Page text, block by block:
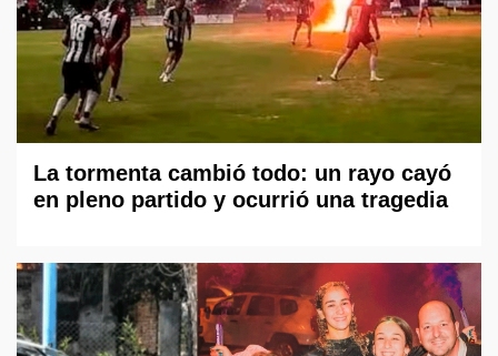
La tormenta cambió todo: un rayo cayó
en pleno partido y ocurrió una tragedia